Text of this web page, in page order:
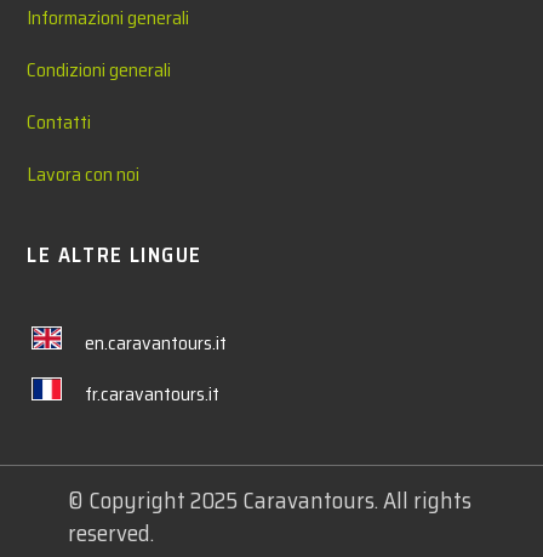
Informazioni generali
Condizioni generali
Contatti
Lavora con noi
LE ALTRE LINGUE
en.caravantours.it
fr.caravantours.it
© Copyright 2025 Caravantours. All rights
reserved.